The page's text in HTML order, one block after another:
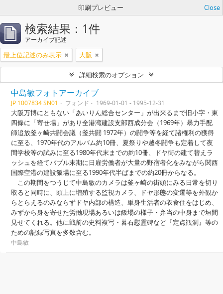
印刷プレビュー Close
検索結果：1件
アーカイブ記述
最上位記述のみ表示 大阪
詳細検索のオプション
中島敏フォトアーカイブ
JP 1007834 SN01 フォンド 1969-01-01 - 1995-12-31
大阪万博にともない「あいりん総合センター」が出来るまで旧小字・東
四條に「寄せ場」があり全港湾建設支部西成分会（1969年）暴力手配
師追放釜ヶ崎共闘会議（釜共闘 1972年）の闘争等を経て諸権利の獲得
に至る、1970年代のアルバム約10冊、夏祭りや越冬闘争も定着して夜
間学校等の試みに至る1980年代末までの約10冊、ドヤ街の建て替えラ
ッシュを経てバブル末期に日雇労働者が大量の野宿者化をみながら関西
国際空港の建設飯場に至る1990年代半ばまでの約20冊からなる。
この期間をつうじて中島敏のカメラは釜ヶ崎の街頭にみる日常を切り
取ると同時に、頭上に増殖する監視カメラ、ドヤ形態の変遷等を外観か
らとらえるのみならずドヤ内部の構造、単身生活者の衣食住をはじめ、
みずから身を寄せた労働現場あるいは飯場の様子・弁当の中身まで垣間
見せてくれる。他に戦前の史料複写・暮石慰霊碑など『定点観測』等の
ための記録写真を多数含む。
中島敏